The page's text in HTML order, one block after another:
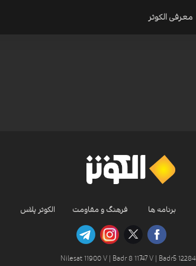
معرفی الکوثر
برنامه ها فرهنگ و مقاومت الکوثر پلاس
Nilesat 11900 V | Badr 8 11747 V | Badr5